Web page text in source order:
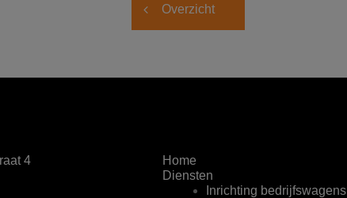
Overzicht
4
Home
Diensten
Inrichting bedrijfswagens